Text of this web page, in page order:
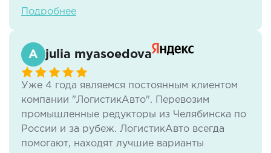
работы мы отлично взаимодействуем,
не так, менеджер всегда на связи, чтобы все
разрулить. Продолжаем работать, спасибо!
Подробнее
julia myasoedova
Уже 4 года являемся постоянным клиентом
компании "ЛогистикАвто". Перевозим
промышленные редукторы из Челябинска по
России и за рубеж. ЛогистикАвто всегда
помогают, находят лучшие варианты